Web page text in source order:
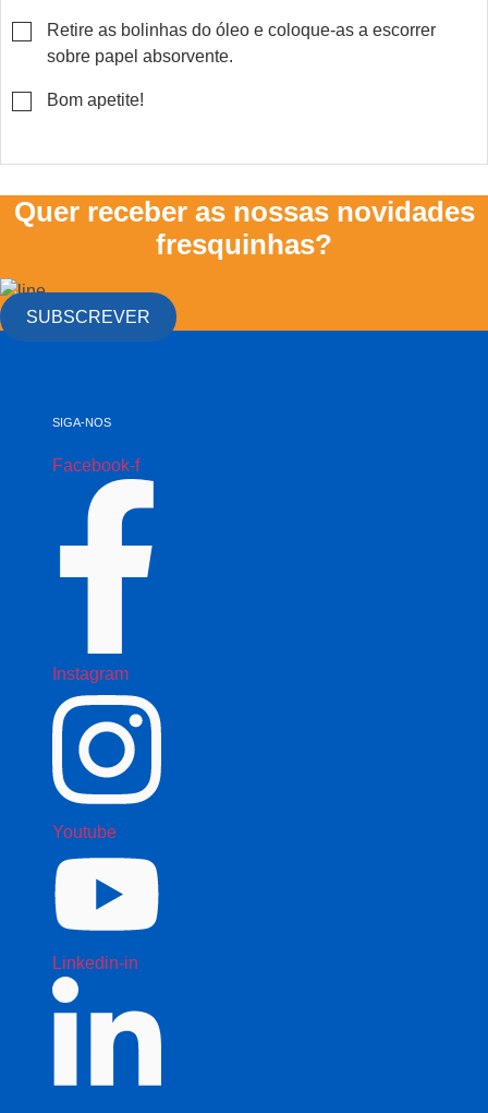
▢
Retire as bolinhas do óleo e coloque-as a escorrer
sobre papel absorvente.
▢
Bom apetite!
Quer receber as nossas novidades
fresquinhas?
SUBSCREVER
SIGA-NOS
Facebook-f
Instagram
Youtube
Linkedin-in